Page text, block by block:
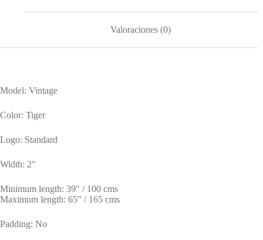
Valoraciones (0)
Model: Vintage
Color: Tiger
Logo: Standard
Width: 2″
Minimum length: 39″ / 100 cms
Maximum length: 65″ / 165 cms
Padding: No